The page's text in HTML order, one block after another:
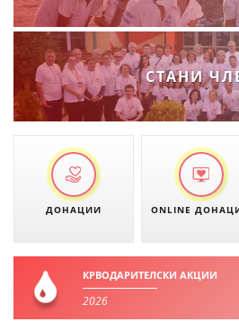
МЕЃУНАРОДНА
ДОГОВОРИ
ЗНАЧЕЊЕ НА СЛУЖБАТА
ФОРМУЛАРИ ЗА
ЗДРАВСТВЕНО
ПРВА ПОМОШ
МЕНАЏМЕНТ НА
СТАНИ
ДОНАЦИИ ONLINE
КРВОДАРИТЕЛСКИ АКЦИИ
2026